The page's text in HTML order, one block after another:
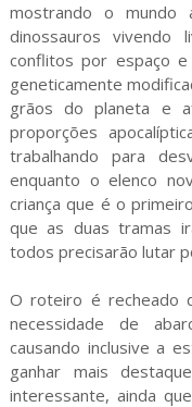
mostrando o mundo
dinossauros vivendo
conflitos por espaço
geneticamente
grãos do planeta e
proporções
trabalhando para
enquanto o elenco
criança que é o
que as duas tramas
todos precisarão lutar
O roteiro é recheado
necessidade de
causando inclusive a
ganhar mais
interessante, ainda